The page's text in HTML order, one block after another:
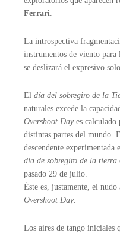
Ferrari.
La introspectiva
instrumentos de viento para
se deslizará el expresivo
El día del sobregiro de la
naturales excede la
Overshoot Day es calculado
distintas partes del mundo.
descendente
día de sobregiro de la tierra
pasado 29 de julio.
Éste es, justamente, el
Overshoot Day.
Los aires de tango iniciales